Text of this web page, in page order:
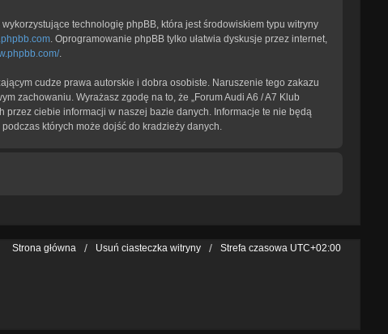
wykorzystujące technologię phpBB, która jest środowiskiem typu witryny
. Oprogramowanie phpBB tylko ułatwia dyskusje przez internet,
.
cudze prawa autorskie i dobra osobiste. Naruszenie tego zakazu
zachowaniu. Wyrażasz zgodę na to, że „Forum Audi A6 / A7 Klub
przez ciebie informacji w naszej bazie danych. Informacje te nie będą
których może dojść do kradzieży danych.
Strona główna Usuń ciasteczka witryny Strefa czasowa UTC+02:00